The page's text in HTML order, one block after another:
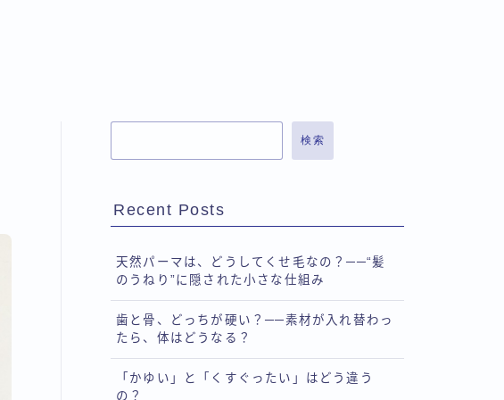
検索
Recent Posts
天然パーマは、どうしてくせ毛なの？──“髪
のうねり”に隠された小さな仕組み
歯と骨、どっちが硬い？──素材が入れ替わっ
たら、体はどうなる？
「かゆい」と「くすぐったい」はどう違う
の？